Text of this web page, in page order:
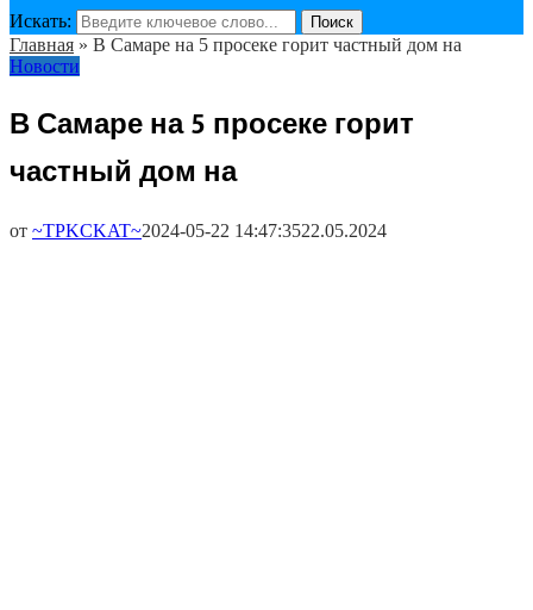
Искать: Поиск
Главная » В Самаре на 5 просеке горит частный дом на
Новости
В Самаре на 5 просеке горит
частный дом на
от ~TPKCKAT~2024-05-22 14:47:3522.05.2024